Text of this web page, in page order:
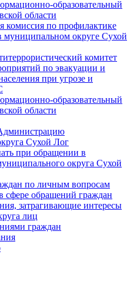
образовательный
области
комиссия по профилактике
муниципальном округе Сухой
комитет
по эвакуации и
при угрозе и
образовательный
области
Сухой Лог
при обращении в
округа Сухой
по личным вопросам
сфере обращений граждан
затрагивающие интересы
лиц
граждан